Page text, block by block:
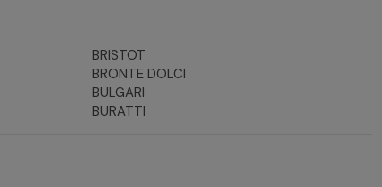
BRISTOT
BRONTE DOLCI
BULGARI
BURATTI